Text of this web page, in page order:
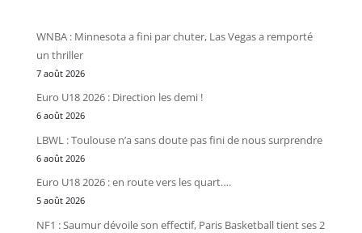
WNBA : Minnesota a fini par chuter, Las Vegas a remporté
un thriller
7 août 2026
Euro U18 2026 : Direction les demi !
6 août 2026
LBWL : Toulouse n’a sans doute pas fini de nous surprendre
6 août 2026
Euro U18 2026 : en route vers les quart….
5 août 2026
NF1 : Saumur dévoile son effectif, Paris Basketball tient ses 2